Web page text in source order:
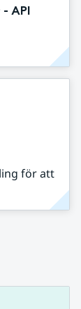
API
för att